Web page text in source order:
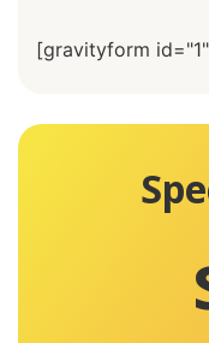
[gravityform